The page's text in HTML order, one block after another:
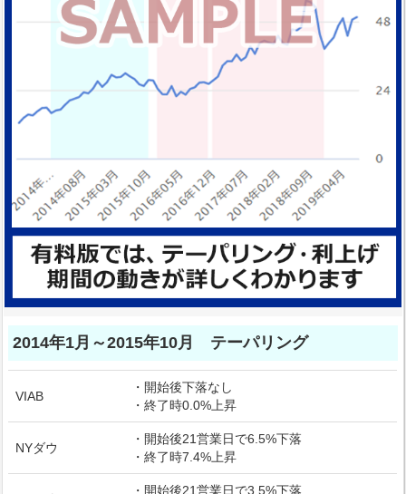
2014年1月～2015年10月 テーパリング
VIAB
・開始後下落なし
・終了時0.0%上昇
NYダウ
・開始後21営業日で6.5%下落
・終了時7.4%上昇
・開始後21営業日で3.5%下落